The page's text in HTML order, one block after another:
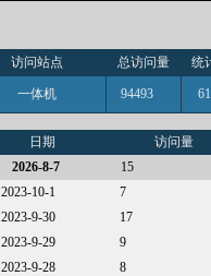
访问站点 总访问量 统
一体机 94493
日期
访问量
2026-8-7
15
2023-10-1
7
2023-9-30
17
2023-9-29
9
2023-9-28
8